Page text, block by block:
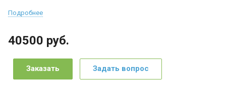
Подробнее
40500 руб.
Заказать Задать вопрос